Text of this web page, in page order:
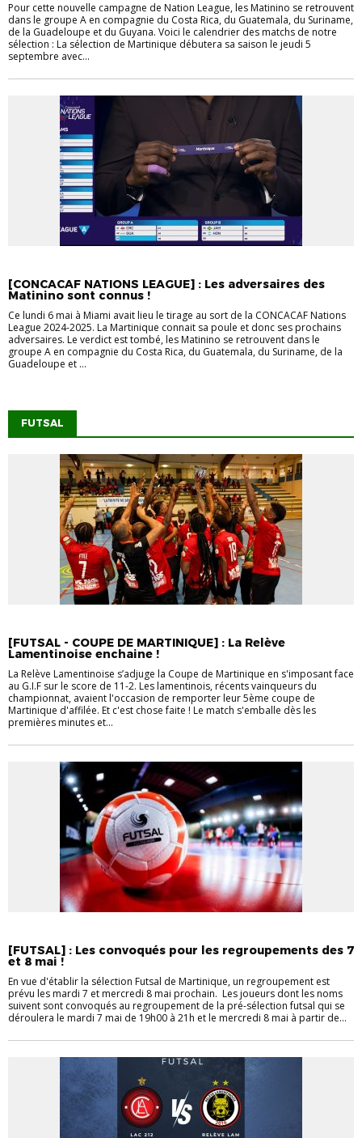
Pour cette nouvelle campagne de Nation League, les Matinino se retrouvent
dans le groupe A en compagnie du Costa Rica, du Guatemala, du Suriname,
de la Guadeloupe et du Guyana. Voici le calendrier des matchs de notre
sélection : La sélection de Martinique débutera sa saison le jeudi 5
septembre avec...
[CONCACAF NATIONS LEAGUE] : Les adversaires des
Matinino sont connus !
Ce lundi 6 mai à Miami avait lieu le tirage au sort de la CONCACAF Nations
League 2024-2025. La Martinique connait sa poule et donc ses prochains
adversaires. Le verdict est tombé, les Matinino se retrouvent dans le
groupe A en compagnie du Costa Rica, du Guatemala, du Suriname, de la
Guadeloupe et ...
FUTSAL
[FUTSAL - COUPE DE MARTINIQUE] : La Relève
Lamentinoise enchaine !
La Relève Lamentinoise s’adjuge la Coupe de Martinique en s'imposant face
au G.I.F sur le score de 11-2. Les lamentinois, récents vainqueurs du
championnat, avaient l'occasion de remporter leur 5ème coupe de
Martinique d'affilée. Et c'est chose faite ! Le match s'emballe dès les
premières minutes et...
[FUTSAL] : Les convoqués pour les regroupements des 7
et 8 mai !
En vue d'établir la sélection Futsal de Martinique, un regroupement est
prévu les mardi 7 et mercredi 8 mai prochain. Les joueurs dont les noms
suivent sont convoqués au regroupement de la pré-sélection futsal qui se
déroulera le mardi 7 mai de 19h00 à 21h et le mercredi 8 mai à partir de...